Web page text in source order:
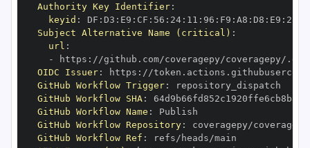
Authority Key Identifier:
keyid : DF : D3 : E9 : CF : 56 : 24: 11 : 96 : F9 : A8 : D8 : E9 : 28
Subject Alternative Name (critical) :
url :
-
https :
OIDC Issuer: https :
GitHub Workflow Trigger:
GitHub Workflow SHA:
GitHub Workflow Name :
GitHub Workflow Repository:
GitHub Workflow Ref :